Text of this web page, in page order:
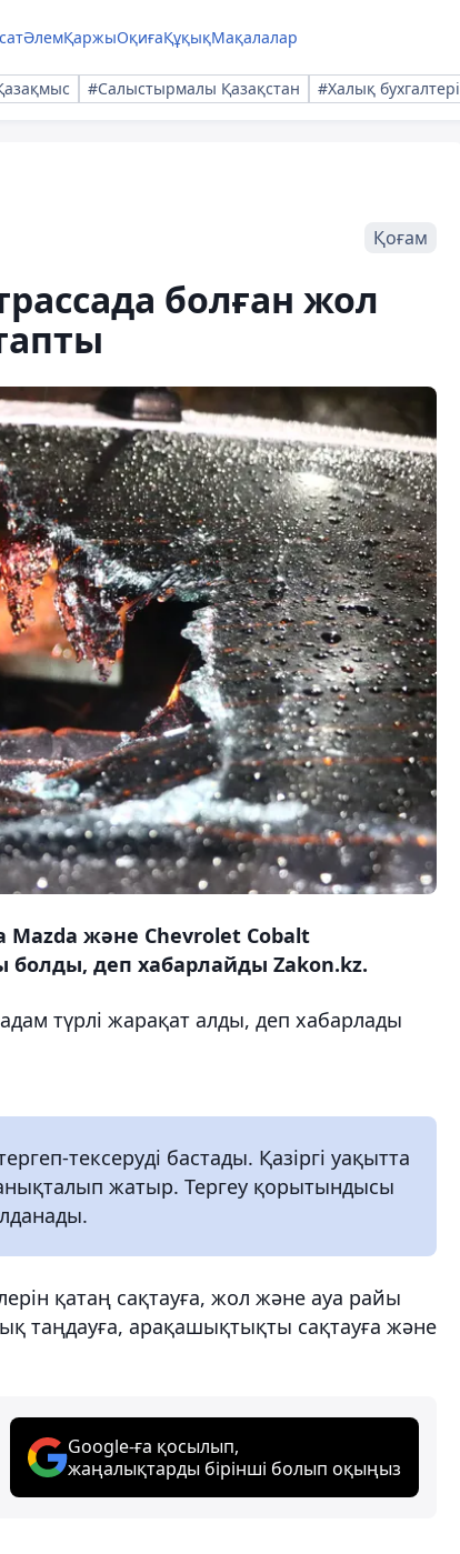
ӘлемҚаржыОқиғаҚұқықМақалалар
#Салыстырмалы Қазақстан #Халық бухгалтері
Қоғам
болған жол
Mazda және Chevrolet Cobalt
болды, деп хабарлайды Zakon.kz.
түрлі жарақат алды, деп хабарлады
тексеруді бастады. Қазіргі уақытта
жатыр. Тергеу қорытындысы
қатаң сақтауға, жол және ауа райы
таңдауға, арақашықтықты сақтауға және
Google-ға қосылып,
жаңалықтарды бірінші болып оқыңыз